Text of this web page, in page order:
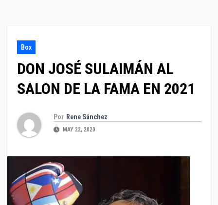
Box
DON JOSÉ SULAIMÁN AL
SALON DE LA FAMA EN 2021
Por Rene Sánchez
MAY 22, 2020